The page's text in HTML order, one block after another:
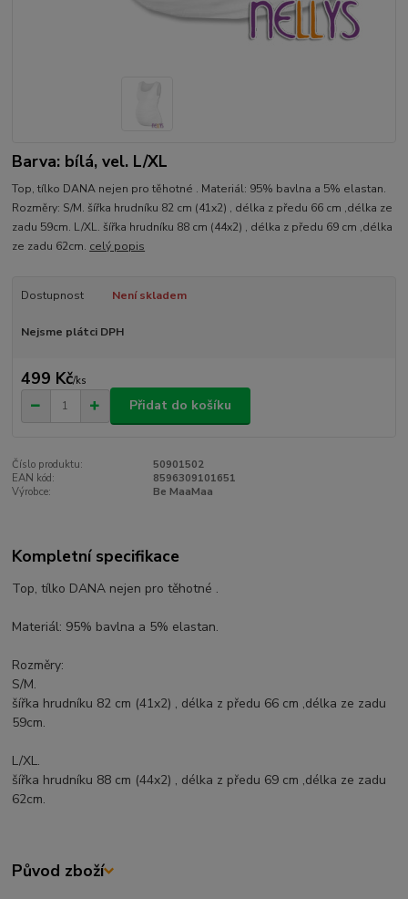
Barva: bílá, vel. L/XL
Top, tílko DANA nejen pro těhotné . Materiál: 95% bavlna a 5% elastan.
Rozměry: S/M. šířka hrudníku 82 cm (41x2) , délka z předu 66 cm ,délka ze
zadu 59cm. L/XL. šířka hrudníku 88 cm (44x2) , délka z předu 69 cm ,délka
ze zadu 62cm. celý popis
Dostupnost Není skladem
Nejsme plátci DPH
499 Kč/ks
Přidat do košíku
Číslo produktu:
50901502
EAN kód:
8596309101651
Výrobce:
Be MaaMaa
Kompletní specifikace
Top, tílko DANA nejen pro těhotné .
Materiál: 95% bavlna a 5% elastan.
Rozměry:
S/M.
šířka hrudníku 82 cm (41x2) , délka z předu 66 cm ,délka ze zadu
59cm.
L/XL.
šířka hrudníku 88 cm (44x2) , délka z předu 69 cm ,délka ze zadu
62cm.
Původ zboží